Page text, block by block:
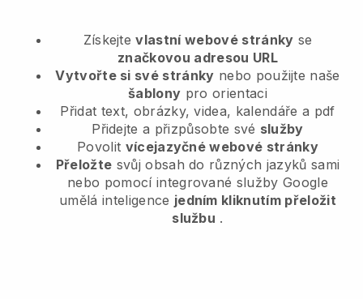
Získejtevlastní webové stránky se
značkovou adresou URL
Vytvořte si své stránky nebo použijte naše
šablony pro orientaci
Přidat text, obrázky, videa, kalendáře a pdf
Přidejte a přizpůsobte své služby
Povolit vícejazyčné webové stránky
Přeložte svůj obsah do různých jazyků sami
nebo pomocí integrované služby Google
umělá inteligence jedním kliknutím přeložit
službu .